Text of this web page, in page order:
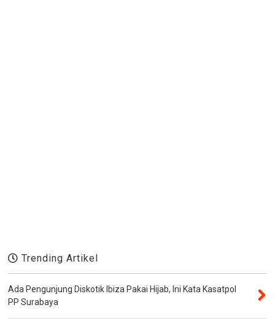
Trending Artikel
Ada Pengunjung Diskotik Ibiza Pakai Hijab, Ini Kata Kasatpol
PP Surabaya